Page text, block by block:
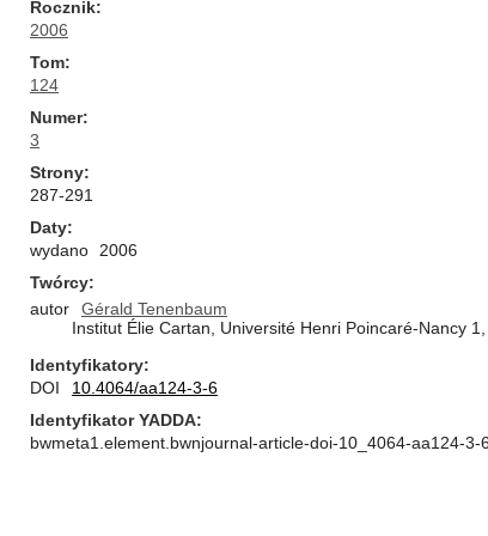
Rocznik
2006
Tom
124
Numer
3
Strony
287-291
Daty
wydano
2006
Twórcy
autor
Gérald Tenenbaum
Institut Élie Cartan, Université Henri Poincaré-Nancy
Identyfikatory
DOI
10.4064/aa124-3-6
Identyfikator YADDA
bwmeta1.element.bwnjournal-article-doi-10_4064-aa124-3-6